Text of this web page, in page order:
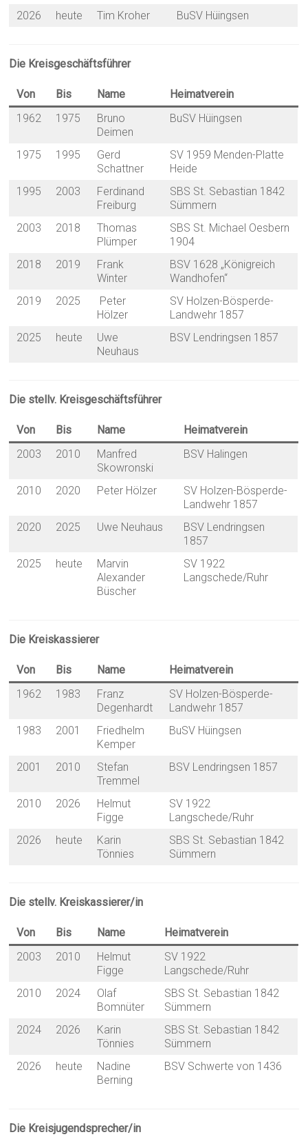
2026 heute Tim Kroher BuSV Hüingsen
Die Kreisgeschäftsführer
Von Bis Name
Heimatverein
1962
1975
Bruno
Deimen
BuSV Hüingsen
1975 1995
Gerd
Schattner
SV 1959 Menden-Platte
Heide
1995
2003
Ferdinand
Freiburg
SBS St. Sebastian 1842
Sümmern
2003
2018
Thomas
Plümper
SBS St. Michael Oesbern
1904
2018
2019
Frank
Winter
BSV 1628 „Königreich
Wandhofen“
2019
2025
Peter
Hölzer
SV Holzen-Bösperde-
Landwehr 1857
2025
heute
Uwe
Neuhaus
BSV Lendringsen 1857
Die stellv. Kreisgeschäftsführer
Von Bis Name
Heimatverein
2003
2010
Manfred
Skowronski
BSV Halingen
2010 2020 Peter Hölzer
SV Holzen-Bösperde-
Landwehr 1857
2020
2025 Uwe Neuhaus
BSV Lendringsen
1857
2025
heute
Marvin
Alexander
Büscher
SV 1922
Langschede/Ruhr
Die Kreiskassierer
Von Bis Name
Heimatverein
1962
1983
Franz
Degenhardt
SV Holzen-Bösperde-
Landwehr 1857
1983
2001
Friedhelm
Kemper
BuSV Hüingsen
2001 2010
Stefan
Tremmel
BSV Lendringsen 1857
2010 2026
Helmut
Figge
SV 1922
Langschede/Ruhr
2026
heute
Karin
Tönnies
SBS St. Sebastian 1842
Sümmern
Die stellv. Kreiskassierer/in
Von Bis Name
Heimatverein
2003
2010
Helmut
Figge
SV 1922
Langschede/Ruhr
2010
2024
Olaf
Bomnüter
SBS St. Sebastian 1842
Sümmern
2024
2026
Karin
Tönnies
SBS St. Sebastian 1842
Sümmern
2026
heute
Nadine
Berning
BSV Schwerte von 1436
Die Kreisjugendsprecher/in